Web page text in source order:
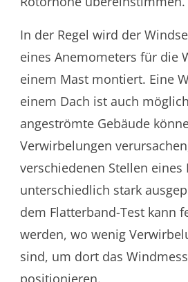
In der Regel wird der
eines Anemometers für die
einem Mast montiert. Eine
einem Dach ist auch
angeströmte Gebäude
Verwirbelungen
verschiedenen Stellen eines
unterschiedlich stark
dem Flatterband-Test kann
werden, wo wenig
sind, um dort das